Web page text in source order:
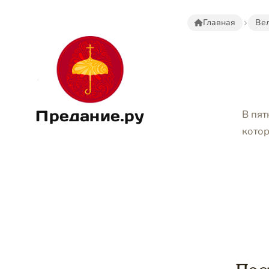
Предание.ру
Главная
В